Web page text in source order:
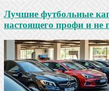
Лучшие футбольные
настоящего профи и не